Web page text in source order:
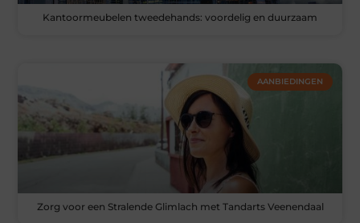
Kantoormeubelen tweedehands: voordelig en duurzaam
AANBIEDINGEN
Zorg voor een Stralende Glimlach met Tandarts Veenendaal